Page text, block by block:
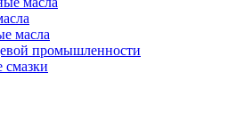
масла
промышленности
смазки